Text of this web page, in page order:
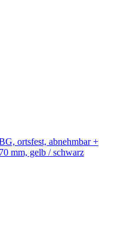
ortsfest, abnehmbar +
mm, gelb / schwarz